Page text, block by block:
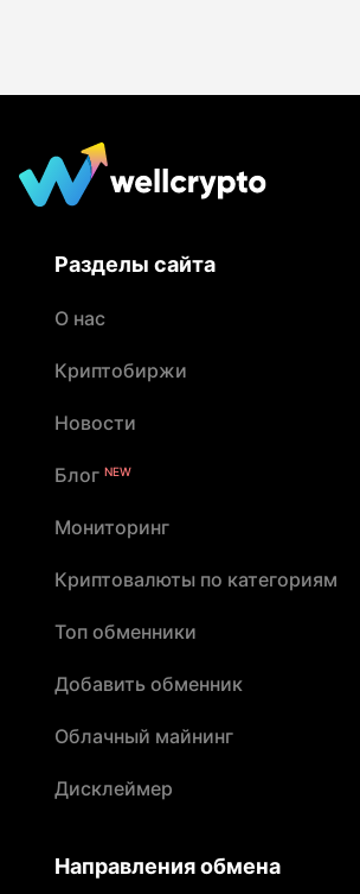
Разделы сайта
О нас
Криптобиржи
Новости
Блог NEW
Мониторинг
Криптовалюты по категориям
Топ обменники
Добавить обменник
Облачный майнинг
Дисклеймер
Направления обмена